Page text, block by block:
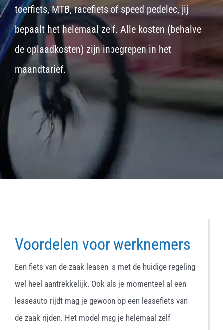
toerfiets,MTB,racefietsof speed pedelec, jij
bepaalt het helemaal zelf. Alle kosten (behalve
de oplaadkosten) zijn inbegrepen in het
maandtarief.
Voordelen voor werknemers
Een fiets van de zaak leasen is met de huidige regeling
wel heel aantrekkelijk. Ook als je momenteel al een
leaseauto rijdt mag je gewoon op een leasefiets van
de zaak rijden. Het model mag je helemaal zelf